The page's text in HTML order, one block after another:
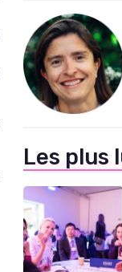
Les plus